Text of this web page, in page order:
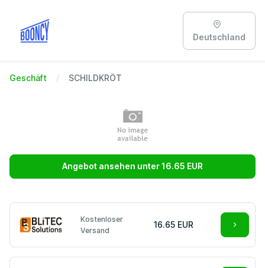
Deutschland
Geschäft SCHILDKRÖT
Angebot ansehen unter 16.65 EUR
Kostenloser
Versand
16.65 EUR